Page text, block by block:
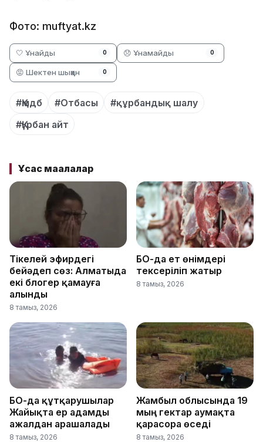
Фото: muftyat.kz
🤍 Ұнайды 0 😞 Ұнамайды 0
😡 Шектен шыққан 0
#Қмдб #Отбасы
#құрбандық шалу
#Қүрбан айт
Ұқсас мақалалар
Тікелей эфирдегі
бейәдеп сөз: Алматыда
екі блогер қамауға
алынды
8 тамыз, 2026
БҚО-да ет өнімдері
тексеріліп жатыр
8 тамыз, 2026
БҚО-да құтқарушылар
Жайықта ер адамды
ажалдан арашалады
8 тамыз, 2026
Жамбыл облысында 19
мың гектар аумақта
қарасора өседі
8 тамыз, 2026